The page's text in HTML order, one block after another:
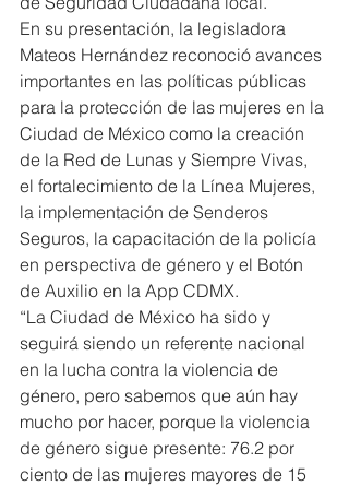
En su presentación, la legisladora
Mateos Hernández reconoció avances
importantes en las políticas públicas
para la protección de las mujeres en la
Ciudad de México como la creación
de la Red de Lunas y Siempre Vivas,
el fortalecimiento de la Línea Mujeres,
la implementación de Senderos
Seguros, la capacitación de la policía
en perspectiva de género y el Botón
de Auxilio en la App CDMX.
“La Ciudad de México ha sido y
seguirá siendo un referente nacional
en la lucha contra la violencia de
género, pero sabemos que aún hay
mucho por hacer, porque la violencia
de género sigue presente: 76.2 por
ciento de las mujeres mayores de 15